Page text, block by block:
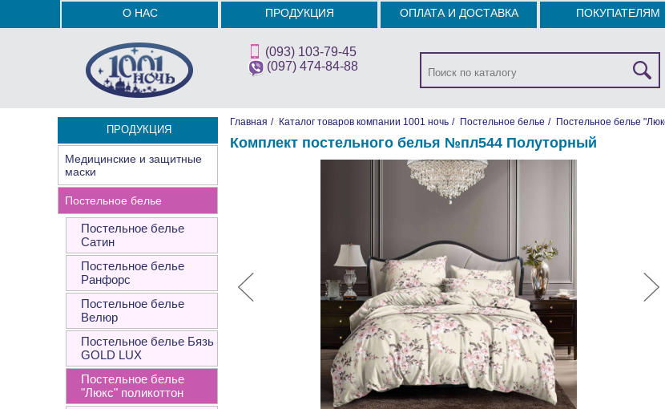
О НАС ПРОДУКЦИЯ ОПЛАТА И ДОСТАВКА ПОКУПАТЕЛЯМ
(093) 103-79-45
(097) 474-84-88
ПРОДУКЦИЯ
Медицинские и защитные
маски
Постельное белье
Постельное белье
Сатин
Постельное белье
Ранфорс
Постельное белье
Велюр
Постельное белье Бязь
GOLD LUX
Постельное белье
"Люкс" поликоттон
Главная / Каталог товаров компании 1001 ночь / Постельное белье / Постельное белье
Комплект постельного белья №пл544 Полуторный